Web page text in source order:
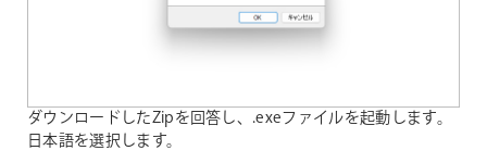
ダウンロードしたZipを回答し、.exeファイルを起動します。
日本語を選択します。